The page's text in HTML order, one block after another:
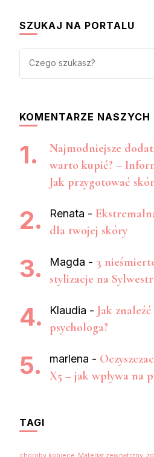
SZUKAJ NA PORTALU
Szukasz
KOMENTARZE
Najmodniejsze
warto kupić? –
Jak przygotować
Renata -
dla twojej skóry
Magda - 3
stylizacje na
Klaudia - Jak
psychologa?
marlena -
X5 – jak wpływa na
TAGI
choroby kobiece Materiał zewnętrzny